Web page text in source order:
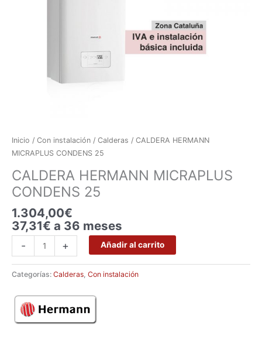
Inicio / Con instalación / Calderas / CALDERA HERMANN
MICRAPLUS CONDENS 25
CALDERA HERMANN MICRAPLUS
CONDENS 25
1.304,00€
37,31€ a 36 meses
- + Añadir al carrito
Categorías: Calderas, Con instalación